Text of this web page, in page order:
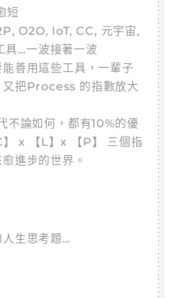
短
O2O, IoT, CC, 元宇宙,
…一波接著一波
善用這些工具，一輩子
又把Process 的指數放大
不論如何，都有10%的優
】 x 【L】x 【P】 三個指
進步的世界。
生思考題…